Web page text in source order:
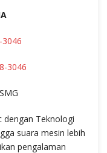
3046
dengan Teknologi
suara mesin lebih
pengalaman